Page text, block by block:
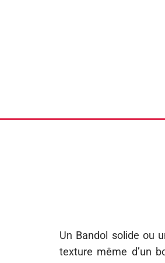
Un Bandol solide ou
texture même d’un